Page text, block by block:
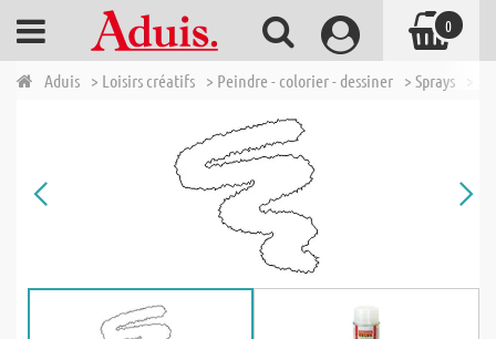
Aduis > Loisirs créatifs > Peindre - colorier - dessiner > Sprays
0